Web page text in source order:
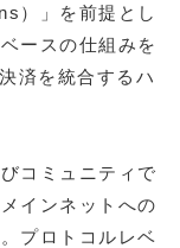
）」を前提とし
ースの仕組みを
済を統合するハ
コミュニティで
インネットへの
プロトコルレベ